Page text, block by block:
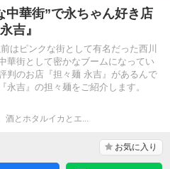
中華街”で永ちゃん好き店
吉』
はピンクな街として有名だった西川
華街として密かなブームになってい
判のお店『担々麺 永吉』があるんで
吉』の担々麺をご紹介します。
とホタルイカとエ...
お気に入り